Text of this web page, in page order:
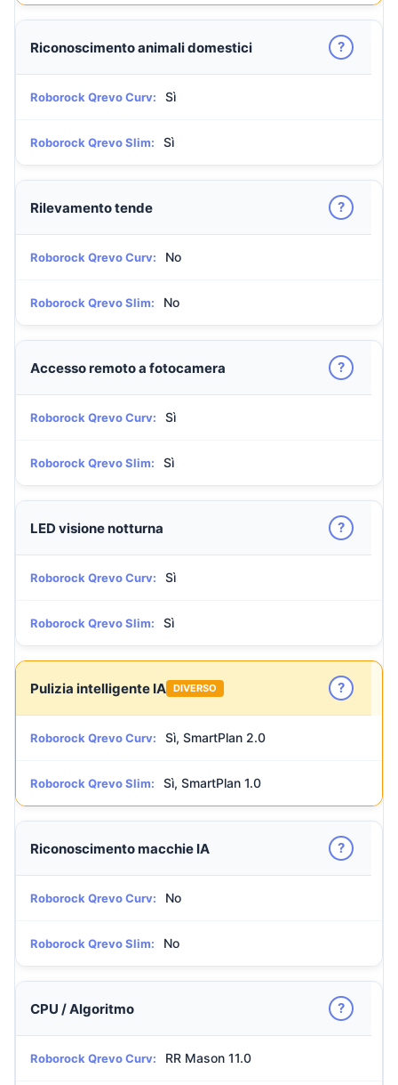
Riconoscimento animali domestici ?
Roborock Qrevo Curv: Sì
Roborock Qrevo Slim: Sì
Rilevamento tende ?
Roborock Qrevo Curv: No
Roborock Qrevo Slim: No
Accesso remoto a fotocamera ?
Roborock Qrevo Curv: Sì
Roborock Qrevo Slim: Sì
LED visione notturna ?
Roborock Qrevo Curv: Sì
Roborock Qrevo Slim: Sì
Pulizia intelligente IA DIVERSO ?
Roborock Qrevo Curv: Sì, SmartPlan 2.0
Roborock Qrevo Slim: Sì, SmartPlan 1.0
Riconoscimento macchie IA ?
Roborock Qrevo Curv: No
Roborock Qrevo Slim: No
CPU / Algoritmo ?
Roborock Qrevo Curv: RR Mason 11.0